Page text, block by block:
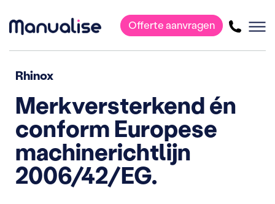
HoofdnavigatieOfferte aanvragen
Rhinox
Merkversterkend én
conform Europese
machinerichtlijn
2006/42/EG.